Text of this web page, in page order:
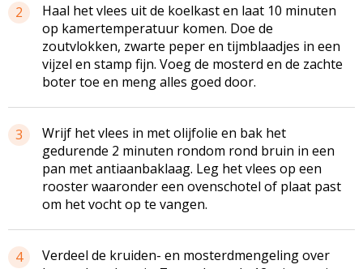
2
Haal het vlees uit de koelkast en laat 10 minuten
op kamertemperatuur komen. Doe de
zoutvlokken, zwarte peper en tijmblaadjes in een
vijzel en stamp fijn. Voeg de mosterd en de zachte
boter toe en meng alles goed door.
3
Wrijf het vlees in met olijfolie en bak het
gedurende 2 minuten rondom rond bruin in een
pan met antiaanbaklaag. Leg het vlees op een
rooster waaronder een ovenschotel of plaat past
om het vocht op te vangen.
4
Verdeel de kruiden- en mosterdmengeling over